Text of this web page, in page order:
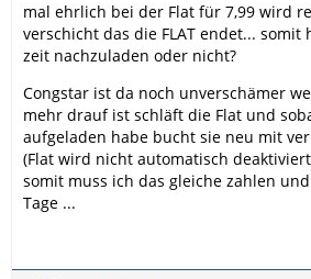
mal ehrlich bei der Flat für 7,99 wird
verschicht das die FLAT endet... somit
zeit nachzuladen oder nicht?
Congstar ist da noch unverschämer
mehr drauf ist schläft die Flat und
aufgeladen habe bucht sie neu mit
(Flat wird nicht automatisch
somit muss ich das gleiche zahlen
Tage ...